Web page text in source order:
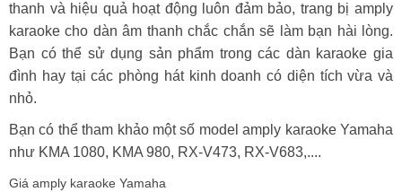
thanh và hiệu quả hoạt động luôn đảm bảo, trang bị amply
karaoke cho dàn âm thanh chắc chắn sẽ làm bạn hài lòng.
Bạn có thể sử dụng sản phẩm trong các dàn karaoke gia
đình hay tại các phòng hát kinh doanh có diện tích vừa và
nhỏ.
Bạn có thể tham khảo một số model amply karaoke Yamaha
như KMA 1080, KMA 980, RX-V473, RX-V683,....
Giá amply karaoke Yamaha